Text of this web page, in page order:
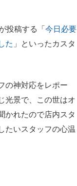
投稿する「 今日必要
た 」といったカスタ
の神対応をレポー
光景で、この世はオ
かれたので店内スタ
たいスタッフの心温